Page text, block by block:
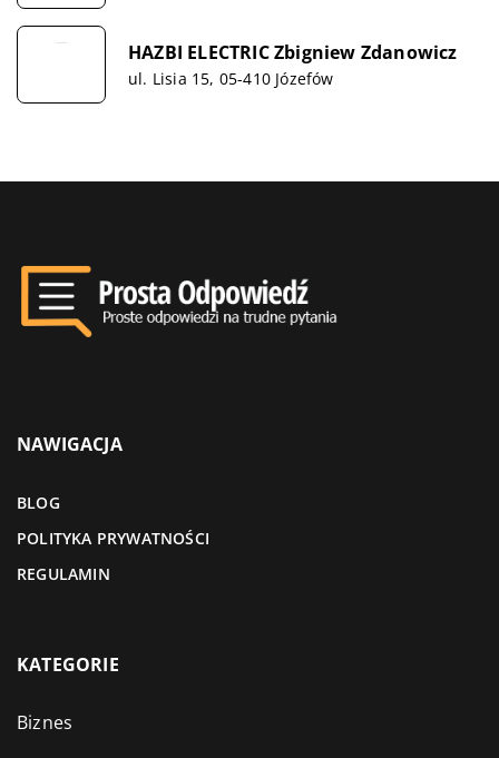
HAZBI ELECTRIC Zbigniew Zdanowicz
ul. Lisia 15, 05-410 Józefów
NAWIGACJA
BLOG
POLITYKA PRYWATNOŚCI
REGULAMIN
KATEGORIE
Biznes